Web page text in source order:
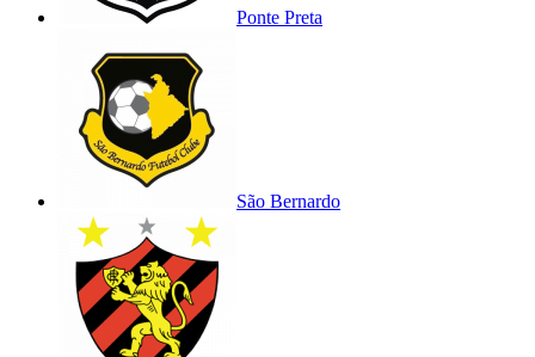
Ponte Preta
São Bernardo